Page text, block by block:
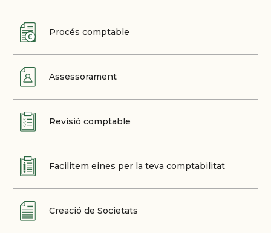
Procés comptable
Assessorament
Revisió comptable
Facilitem eines per la teva comptabilitat
Creació de Societats